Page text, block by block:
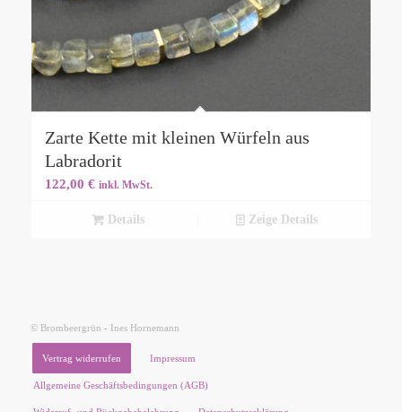
Zarte Kette mit kleinen Würfeln aus
Labradorit
122,00 € inkl. MwSt.
Details Zeige Details
© Brombeergrün - Ines Hornemann
Vertrag widerrufen Impressum
Allgemeine Geschäftsbedingungen (AGB)